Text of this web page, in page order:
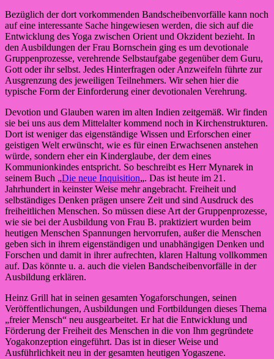
Bezüglich der dort vorkommenden Bandscheibenvorfälle kann noch
auf eine interessante Sache hingewiesen werden, die sich auf die
Entwicklung des Yoga zwischen Orient und Okzident bezieht. In
den Ausbildungen der Frau Bornschein ging es um devotionale
Gruppenprozesse, verehrende Selbstaufgabe gegenüber dem Guru,
Gott oder ihr selbst. Jedes Hinterfragen oder Anzweifeln führte zur
Ausgrenzung des jeweiligen Teilnehmers. Wir sehen hier die
typische Form der Einforderung einer devotionalen Verehrung.
Devotion und Glauben waren im alten Indien zeitgemäß. Wir finden
sie bei uns aus dem Mittelalter kommend noch in Kirchenstrukturen.
Dort ist weniger das eigenständige Wissen und Erforschen einer
geistigen Welt erwünscht, wie es für einen Erwachsenen anstehen
würde, sondern eher ein Kinderglaube, der dem eines
Kommunionkindes entspricht. So beschreibt es Herr Mynarek in
seinem Buch „Die neue Inquisition„. Das ist heute im 21.
Jahrhundert in keinster Weise mehr angebracht. Freiheit und
selbständiges Denken prägen unsere Zeit und sind Ausdruck des
freiheitlichen Menschen. So müssen diese Art der Gruppenprozesse,
wie sie bei der Ausbildung von Frau B. praktiziert wurden beim
heutigen Menschen Spannungen hervorrufen, außer die Menschen
geben sich in ihrem eigenständigen und unabhängigen Denken und
Forschen und damit in ihrer aufrechten, klaren Haltung vollkommen
auf. Das könnte u. a. auch die vielen Bandscheibenvorfälle in der
Ausbildung erklären.
Heinz Grill hat in seinen gesamten Yogaforschungen, seinen
Veröffentlichungen, Ausbildungen und Fortbildungen dieses Thema
„freier Mensch“ neu ausgearbeitet. Er hat die Entwicklung und
Förderung der Freiheit des Menschen in die von Ihm gegründete
Yogakonzeption eingeführt. Das ist in dieser Weise und
Ausführlichkeit neu in der gesamten heutigen Yogaszene.